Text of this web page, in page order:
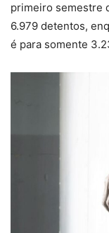
primeiro semestre
6.979 detentos,
é para somente